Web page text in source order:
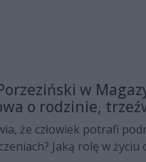
w
o rodzinie,
że człowiek potrafi
Jaką rolę w